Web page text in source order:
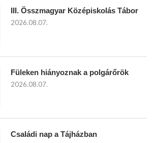
III. Összmagyar Középiskolás Tábor
2026.08.07.
Füleken hiányoznak a polgárőrök
2026.08.07.
Családi nap a Tájházban